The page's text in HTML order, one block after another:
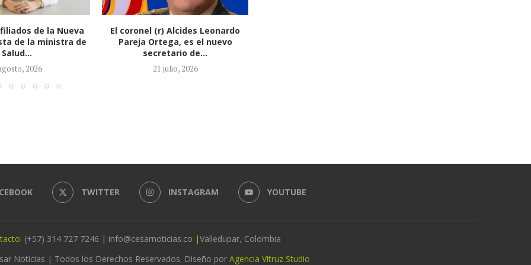
Alcides Leonardo
es el nuevo
de...
julio, 2026
Honorio Henríquez fue elegido
como nuevo presidente del
Senado
21 julio, 2026
TWITTER INSTAGRAM YOUTUBE
(+57) 314 727 7246 | info@cesarnoticias.co |Valledupar, Colombia
Noticias | Todos los Derechos Reservados. Diseño por Agencia Vitruz Studio